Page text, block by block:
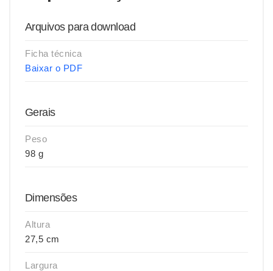
Arquivos para download
Ficha técnica
Baixar o PDF
Gerais
Peso
98 g
Dimensões
Altura
27,5 cm
Largura